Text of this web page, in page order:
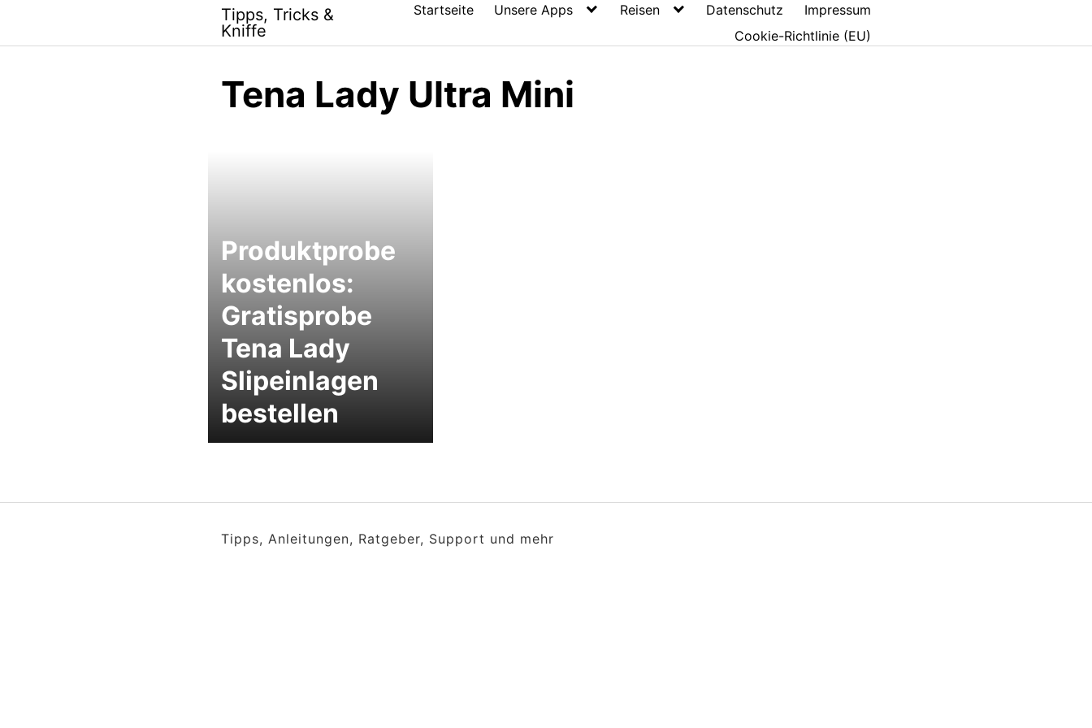
content
Tipps, Tricks &
Kniffe
Startseite Unsere Apps Reisen Datenschutz
Impressum
Cookie-Richtlinie (EU)
Tena Lady Ultra Mini
Produktprobe
kostenlos:
Gratisprobe
Tena Lady
Slipeinlagen
bestellen
Tipps, Anleitungen, Ratgeber, Support und mehr